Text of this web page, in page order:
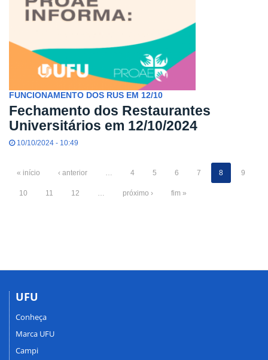
FUNCIONAMENTO DOS RUS EM 12/10
Fechamento dos Restaurantes
Universitários em 12/10/2024
10/10/2024 - 10:49
« início ‹ anterior 4 5 6 7 8 9
10 11 12 próximo › fim »
UFU
Conheça
Marca UFU
Campi